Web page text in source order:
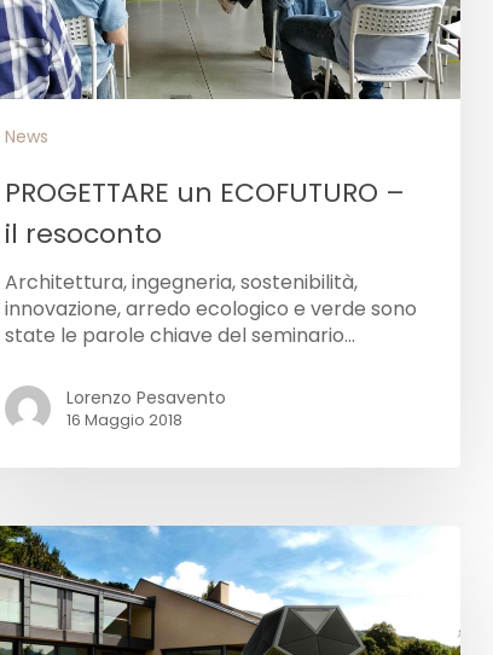
News
PROGETTARE un ECOFUTURO –
il resoconto
Architettura, ingegneria, sostenibilità,
innovazione, arredo ecologico e verde sono
state le parole chiave del seminario…
Lorenzo Pesavento
16 Maggio 2018